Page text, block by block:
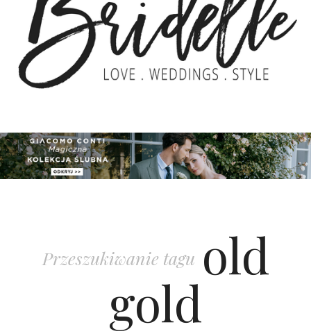
KONTAKT
REKLAMA
ADVERTISING
ZGŁOSZENIA
Przeszukiwanie tagu old
gold